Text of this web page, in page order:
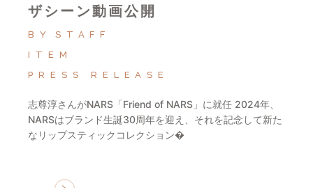
ザシーン動画公開
BY
STAFF
ITEM
PRESS RELEASE
志尊淳さんがNARS「Friend of NARS」に就任 2024年、
NARSはブランド生誕30周年を迎え、それを記念して新た
なリップスティックコレクション�